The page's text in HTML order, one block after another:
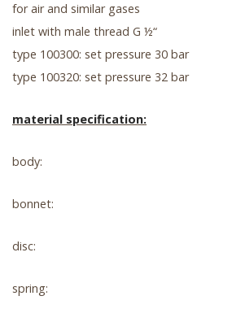
for air and similar gases
inlet with male thread G ½“
type 100300: set pressure 30 bar
type 100320: set pressure 32 bar
material specification:
body:
bonnet:
disc:
spring: